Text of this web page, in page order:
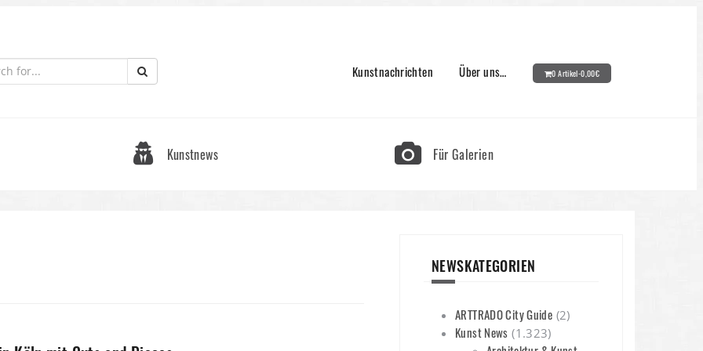
Kunstnachrichten Über uns… 0 Artikel-0,00€
Kunstnews Für Galerien
NEWSKATEGORIEN
ARTTRADO City Guide (2)
Kunst News (1.323)